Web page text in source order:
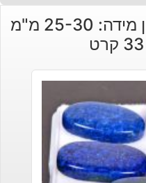
לאפיס לג'ולי אפגניסטן מידה: 25-30 מ"מ